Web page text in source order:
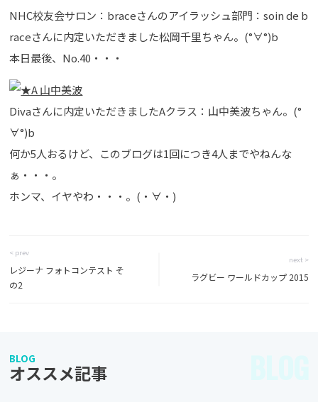
NHC校友会サロン：braceさんのアイラッシュ部門：soin de b
raceさんに内定いただきました松岡千里ちゃん。(°∀°)b
本日最後、No.40・・・
Divaさんに内定いただきましたAクラス：山中美波ちゃん。(°
∀°)b
何か5人おるけど、このブログは1回につき4人までやねんな
ぁ・・・。
ホンマ、イヤやわ・・・。(・∀・)
< prev
レジーナ フォトコンテスト そ
の2
next >
ラグビー ワールドカップ 2015
BLOG
オススメ記事